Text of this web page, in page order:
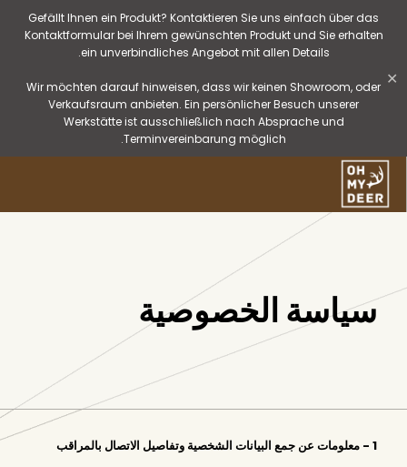
Gefällt Ihnen ein Produkt? Kontaktieren Sie uns einfach über das
Kontaktformular bei Ihrem gewünschten Produkt und Sie erhalten
ein unverbindliches Angebot mit allen Details.
Wir möchten darauf hinweisen, dass wir keinen Showroom, oder
Verkaufsraum anbieten. Ein persönlicher Besuch unserer
Werkstätte ist ausschließlich nach Absprache und
Terminvereinbarung möglich.
✕
سياسة الخصوصية
1 - معلومات عن جمع البيانات الشخصية وتفاصيل الاتصال بالمراقب